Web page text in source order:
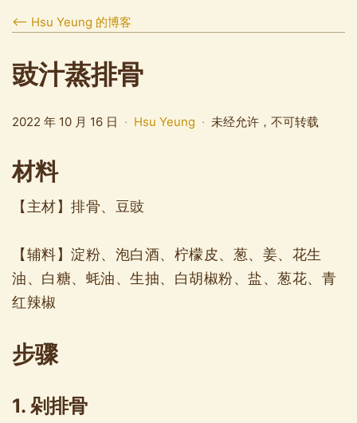
⟵ Hsu Yeung 的博客
豉汁蒸排骨
2022 年 10 月 16 日 · Hsu Yeung · 未经允许，不可转载
材料
【主材】排骨、豆豉
【辅料】淀粉、泡白酒、柠檬皮、葱、姜、花生
油、白糖、蚝油、生抽、白胡椒粉、盐、葱花、青
红辣椒
步骤
1. 剁排骨